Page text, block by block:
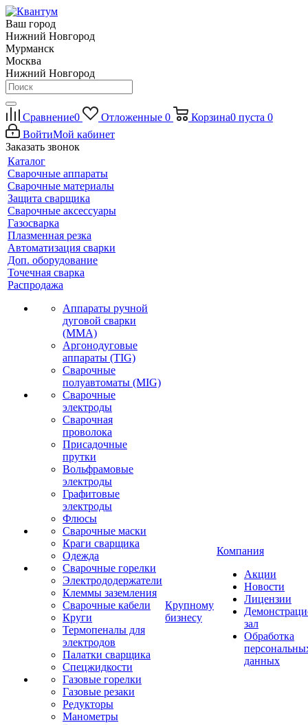
Ваш город
Нижний Новгород
Мурманск
Москва
Нижний Новгород
Сравнение0 Отложенные 0 Корзина0 пуста 0
ВойтиМой кабинет
Заказать звонок
Каталог
Сварочные аппараты
Сварочные материалы
Защита сварщика
Сварочные аксессуары
Газосварка
Плазменная резка
Автоматизация сварки
Доп. оборудование
Точечная сварка
Распродажа
Аппараты ручной
дуговой сварки
(MMA)
Аргонодуговые
аппараты (TIG)
Сварочные
полуавтоматы (MIG)
Сварочные
электроды
Сварочная
проволока
Присадочные
прутки
Вольфрамовые
электроды
Графитовые
электроды
Флюсы
Сварочные маски
Краги сварщика
Одежда
Сварочные горелки
Электрододержатели
Клеммы заземления
Сварочные кабели
Круги
Термопеналы для
электродов
Палатки сварщика
Спецжидкости
Газовые горелки
Газовые резаки
Редукторы
Манометры
Крупному
бизнесу
Компания
Акции
Новости
Лицензии
зал
Обработка
данных